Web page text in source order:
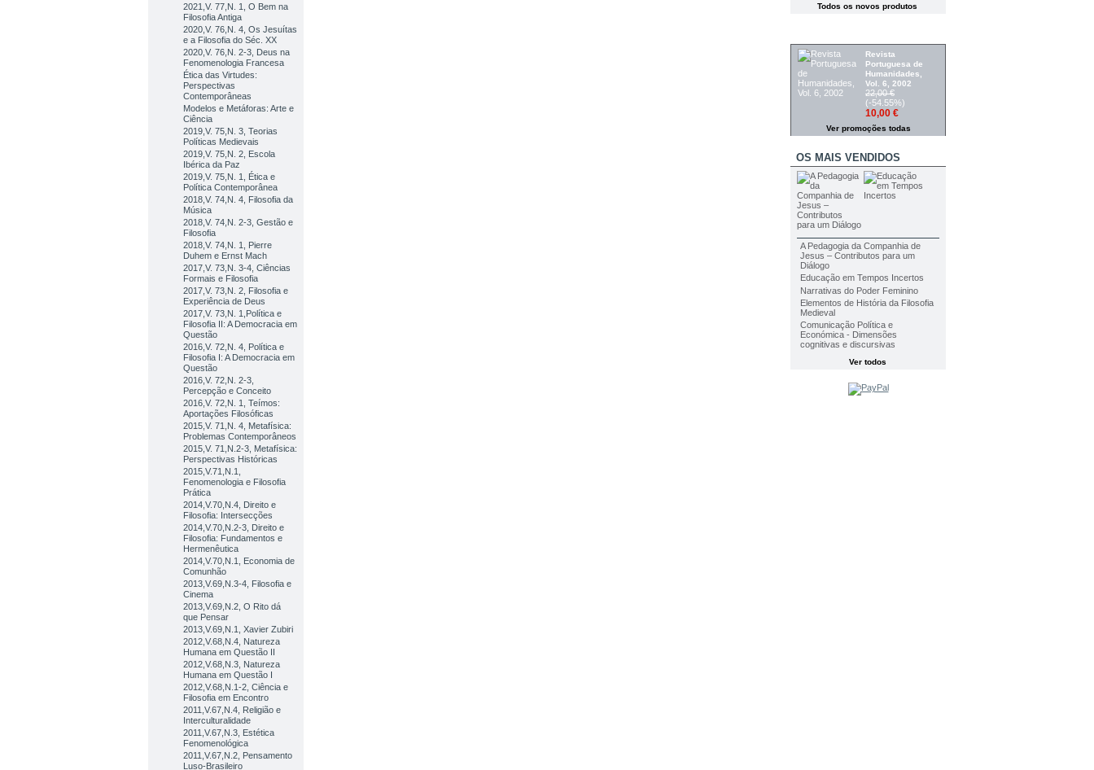
2021,V. 77,N. 1, O Bem na
Filosofia Antiga
2020,V. 76,N. 4, Os Jesuítas
e a Filosofia do Séc. XX
2020,V. 76,N. 2-3, Deus na
Fenomenologia Francesa
Ética das Virtudes:
Perspectivas
Contemporâneas
Modelos e Metáforas: Arte e
Ciência
2019,V. 75,N. 3, Teorias
Políticas Medievais
2019,V. 75,N. 2, Escola
Ibérica da Paz
2019,V. 75,N. 1, Ética e
Política Contemporânea
2018,V. 74,N. 4, Filosofia da
Música
2018,V. 74,N. 2-3, Gestão e
Filosofia
2018,V. 74,N. 1, Pierre
Duhem e Ernst Mach
2017,V. 73,N. 3-4, Ciências
Formais e Filosofia
2017,V. 73,N. 2, Filosofia e
Experiência de Deus
2017,V. 73,N. 1,Política e
Filosofia II: A Democracia em
Questão
2016,V. 72,N. 4, Política e
Filosofia I: A Democracia em
Questão
2016,V. 72,N. 2-3,
Percepção e Conceito
2016,V. 72,N. 1, Teímos:
Aportações Filosóficas
2015,V. 71,N. 4, Metafísica:
Problemas Contemporâneos
2015,V. 71,N.2-3, Metafísica:
Perspectivas Históricas
2015,V.71,N.1,
Fenomenologia e Filosofia
Prática
2014,V.70,N.4, Direito e
Filosofia: Intersecções
2014,V.70,N.2-3, Direito e
Filosofia: Fundamentos e
Hermenêutica
2014,V.70,N.1, Economia de
Comunhão
2013,V.69,N.3-4, Filosofia e
Cinema
2013,V.69,N.2, O Rito dá
que Pensar
2013,V.69,N.1, Xavier Zubiri
2012,V.68,N.4, Natureza
Humana em Questão II
2012,V.68,N.3, Natureza
Humana em Questão I
2012,V.68,N.1-2, Ciência e
Filosofia em Encontro
2011,V.67,N.4, Religião e
Interculturalidade
2011,V.67,N.3, Estética
Fenomenológica
2011,V.67,N.2, Pensamento
Luso-Brasileiro
Todos os novos produtos
Revista
Portuguesa de
Humanidades,
Vol. 6, 2002
22,00 €
(-54.55%)
10,00 €
Ver promoções todas
OS MAIS VENDIDOS
A Pedagogia da Companhia de
Jesus – Contributos para um
Diálogo
Educação em Tempos Incertos
Narrativas do Poder Feminino
Elementos de História da Filosofia
Medieval
Comunicação Política e
Económica - Dimensões
cognitivas e discursivas
Ver todos